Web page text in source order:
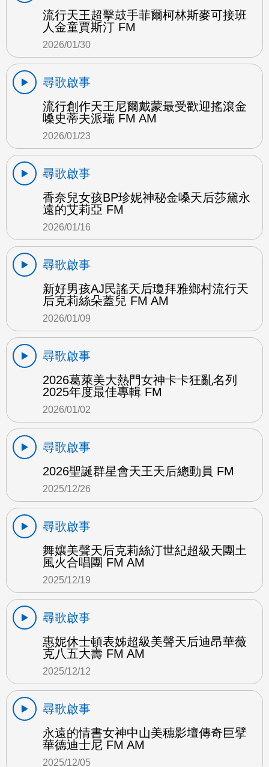
流行天王超擊鼓手菲爾柯林斯麥可接班
人金童賈斯汀 FM
2026/01/30
尋歌啟事
流行創作天王尼爾戴蒙最受歡迎搖滾金
嗓史蒂夫派瑞 FM AM
2026/01/23
尋歌啟事
香奈兒女孩BP珍妮神秘金嗓天后莎黛永
遠的艾莉亞 FM
2026/01/16
尋歌啟事
新好男孩AJ民謠天后瓊拜雅鄉村流行天
后克莉絲朵蓋兒 FM AM
2026/01/09
尋歌啟事
2026葛萊美大熱門女神卡卡狂亂名列
2025年度最佳專輯 FM
2026/01/02
尋歌啟事
2026聖誕群星會天王天后總動員 FM
2025/12/26
尋歌啟事
舞孃美聲天后克莉絲汀世紀超級天團土
風火合唱團 FM AM
2025/12/19
尋歌啟事
惠妮休士頓表姊超級美聲天后迪昂華薇
克八五大壽 FM AM
2025/12/12
尋歌啟事
永遠的情書女神中山美穗影壇傳奇巨擘
華德迪士尼 FM AM
2025/12/05